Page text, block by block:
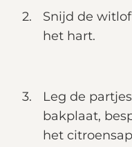
Snijd de
het hart.
Leg de
bakplaat,
het